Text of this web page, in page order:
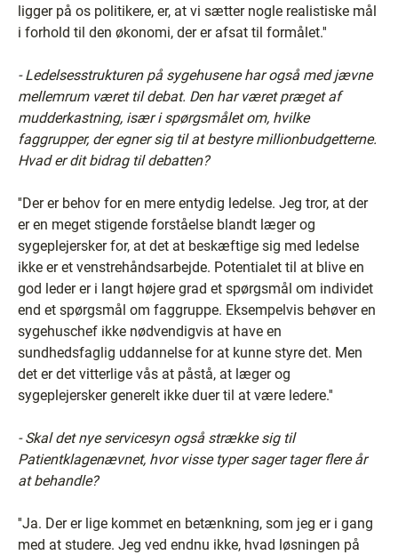
ligger på os politikere, er, at vi sætter nogle realistiske mål
i forhold til den økonomi, der er afsat til formålet.''
- Ledelsesstrukturen på sygehusene har også med jævne
mellemrum været til debat. Den har været præget af
mudderkastning, især i spørgsmålet om, hvilke
faggrupper, der egner sig til at bestyre millionbudgetterne.
Hvad er dit bidrag til debatten?
''Der er behov for en mere entydig ledelse. Jeg tror, at der
er en meget stigende forståelse blandt læger og
sygeplejersker for, at det at beskæftige sig med ledelse
ikke er et venstrehåndsarbejde. Potentialet til at blive en
god leder er i langt højere grad et spørgsmål om individet
end et spørgsmål om faggruppe. Eksempelvis behøver en
sygehuschef ikke nødvendigvis at have en
sundhedsfaglig uddannelse for at kunne styre det. Men
det er det vitterlige vås at påstå, at læger og
sygeplejersker generelt ikke duer til at være ledere.''
- Skal det nye servicesyn også strække sig til
Patientklagenævnet, hvor visse typer sager tager flere år
at behandle?
''Ja. Der er lige kommet en betænkning, som jeg er i gang
med at studere. Jeg ved endnu ikke, hvad løsningen på